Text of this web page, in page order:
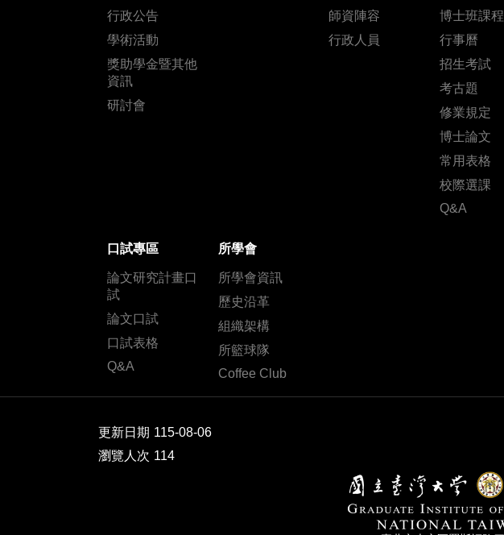
行政公告
學術活動
獎助學金暨其他
資訊
研討會
師資陣容
行政人員
博士班課程
行事曆
招生考試
考古題
修業規定
博士論文
常用表格
校際選課
Q&A
口試專區
論文研究計畫口
試
論文口試
口試表格
Q&A
所學會
所學會資訊
歷史沿革
組織架構
所籃球隊
Coffee Club
更新日期 115-08-06
瀏覽人次 114